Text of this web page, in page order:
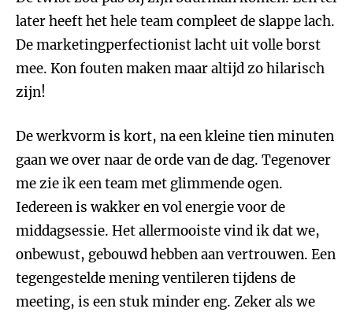
later heeft het hele team compleet de slappe lach.
De marketingperfectionist lacht uit volle borst
mee. Kon fouten maken maar altijd zo hilarisch
zijn!
De werkvorm is kort, na een kleine tien minuten
gaan we over naar de orde van de dag. Tegenover
me zie ik een team met glimmende ogen.
Iedereen is wakker en vol energie voor de
middagsessie. Het allermooiste vind ik dat we,
onbewust, gebouwd hebben aan vertrouwen. Een
tegengestelde mening ventileren tijdens de
meeting, is een stuk minder eng. Zeker als we